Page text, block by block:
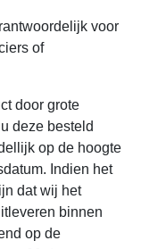
voor
of
door grote
deze besteld
op de hoogte
Indien het
dat wij het
binnen
op de